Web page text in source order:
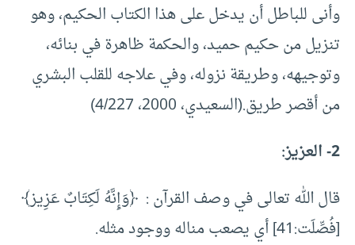
وأنى للباطل أن يدخل على هذا الكتاب الحكيم، وهو
تنزيل من حكيم حميد، والحكمة ظاهرة في بنائه،
وتوجيهه، وطريقة نزوله، وفي علاجه للقلب البشري
من أقصر طريق.(السعيدي، 2000، 4/227)
2- العزيز:
قال الله تعالى في وصف القرآن : ﴿وَإِنَّهُ لَكِتَابٌ عَزِيز﴾
[فُصِّلَت:41] أي يصعب مناله ووجود مثله.